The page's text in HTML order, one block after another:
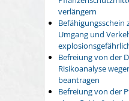
verlängern
Befähigungsschein
Umgang und
Befreiung von der
Risikoanalyse
beantragen
Befreiung von der